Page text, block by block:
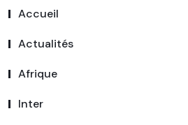
Accueil
Actualités
Afrique
Inter